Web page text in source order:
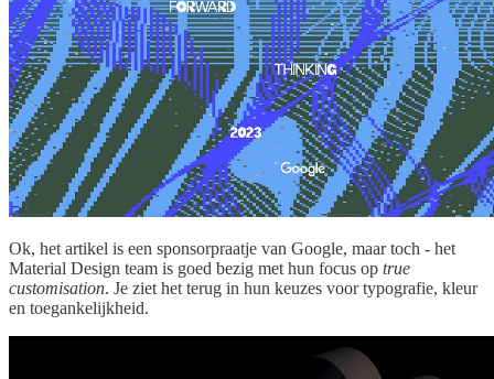
Ok, het artikel is een sponsorpraatje van Google, maar toch - het
Material Design team is goed bezig met hun focus op true
customisation. Je ziet het terug in hun keuzes voor typografie, kleur
en toegankelijkheid.